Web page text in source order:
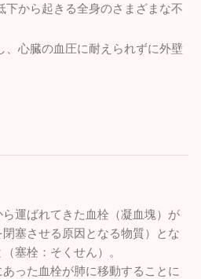
下から起きる全身のさまざまな不
、心臓の血圧に耐えられずに外壁
運ばれてきた血栓（凝血塊）が
塞させる原因となる物質）とな
塞栓：そくせん）。
った血栓が肺に移動することに